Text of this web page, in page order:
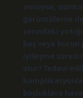
sıvısıysa,
görüntüleme
zarındaki
baş veya burun
iyileşme süresi
olur? Tedavi
boşluklara